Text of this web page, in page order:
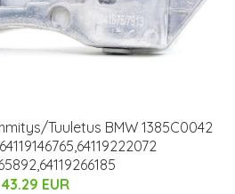
Tuuletus BMW 1385C0042
43.29 EUR